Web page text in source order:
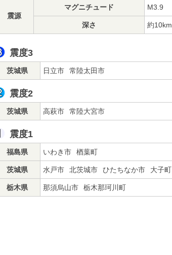
震源
マグニチュード M3.9
深さ 約10km
震度3
茨城県 日立市 常陸太田市
震度2
茨城県 高萩市 常陸大宮市
震度1
福島県 いわき市 楢葉町
茨城県 水戸市 北茨城市 ひたちなか市 大子町
栃木県 那須烏山市 栃木那珂川町